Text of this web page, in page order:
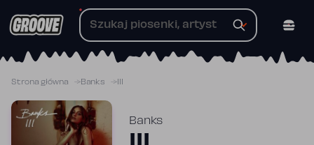
do
Strona główna Banks
Banks